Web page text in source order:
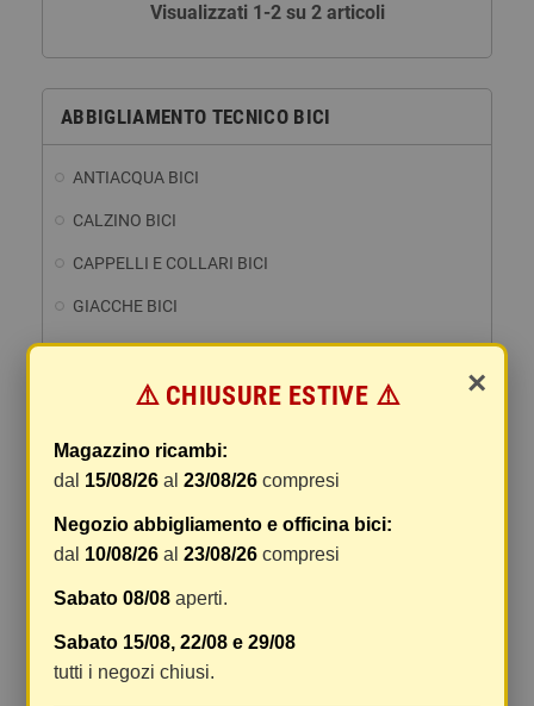
ABBIGLIAMENTO TECNICO BICI
ANTIACQUA BICI
CALZINO BICI
CAPPELLI E COLLARI BICI
GIACCHE BICI
GINOCCHIERA BIKE
GOMITIERA BIKE
MAGLIE BICI
OCCHIALI BICI
PANTALONI BICI
PROTEZIONI BUSTO E SCHIENA
SCARPE BICI
Visualizzati 1-2 su 2 articoli
×
⚠️ CHIUSURE ESTIVE ⚠️
Magazzino ricambi:
dal 15/08/26 al23/08/26 compresi
Negozio abbigliamento e officina bici:
dal 10/08/26 al23/08/26 compresi
Sabato 08/08 aperti.
Sabato 15/08, 22/08 e 29/08
tutti i negozi chiusi.